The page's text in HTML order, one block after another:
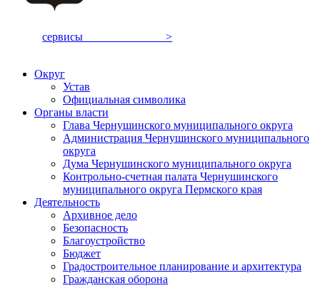
сервисы >
Округ
Устав
Официальная символика
Органы власти
Глава Чернушинского муниципального округа
Администрация Чернушинского муниципального
округа
Дума Чернушинского муниципального округа
Контрольно-счетная палата Чернушинского
муниципального округа Пермского края
Деятельность
Архивное дело
Безопасность
Благоустройство
Бюджет
Градостроительное планирование и архитектура
Гражданская оборона